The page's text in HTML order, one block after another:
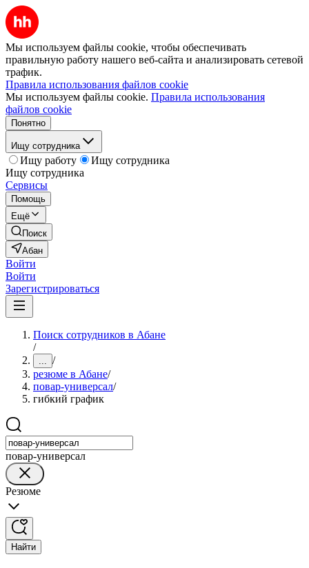
Мы используем файлы cookie, чтобы обеспечивать
правильную работу нашего веб-сайта и анализировать сетевой
трафик.
Правила использования файлов cookie
Мы используем файлы cookie. Правила использования
файлов cookie
Понятно
Ищу сотрудника
Ищу работу
Ищу сотрудника
Ищу сотрудника
Сервисы
Помощь
Ещё
Поиск
Абан
Войти
Войти
Зарегистрироваться
Поиск сотрудников в Абане
/
... /
резюме в Абане/
повар-универсал/
гибкий график
повар-универсал
Резюме
Найти